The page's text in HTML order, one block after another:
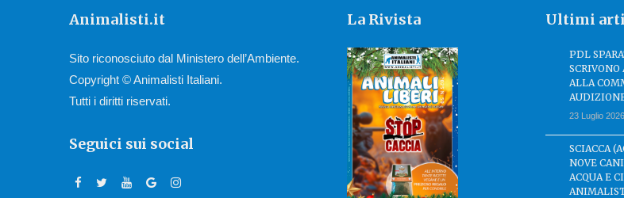
Animalisti.it
Sito riconosciuto dal Ministero dell’Ambiente.
Copyright © Animalisti Italiani.
Tutti i diritti riservati.
Seguici sui social
La Rivista Ultimi
PDL
ALLA
23 Luglio 2026
SCIACCA
NOVE
ACQUA E